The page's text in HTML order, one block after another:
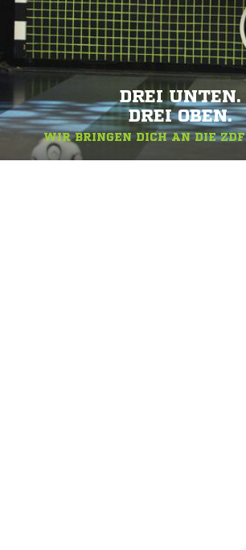
DREI UNTEN.
DREI OBEN.
WIR BRINGEN DICH AN DIE